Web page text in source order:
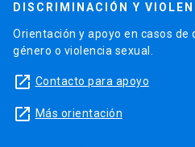
DISCRIMINACIÓN Y
Orientación y apoyo en casos de
género o violencia sexual.
launch Contacto para apoyo
launch Más orientación